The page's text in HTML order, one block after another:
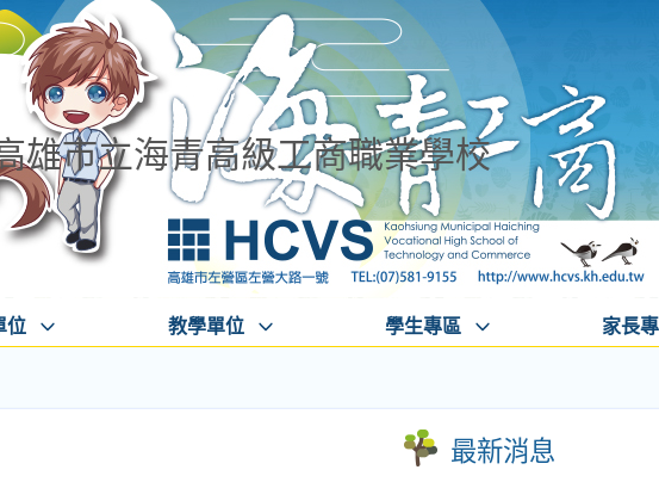
雄市立海青高級工商職業學校
位 教學單位 學生專區 家長
最新消息